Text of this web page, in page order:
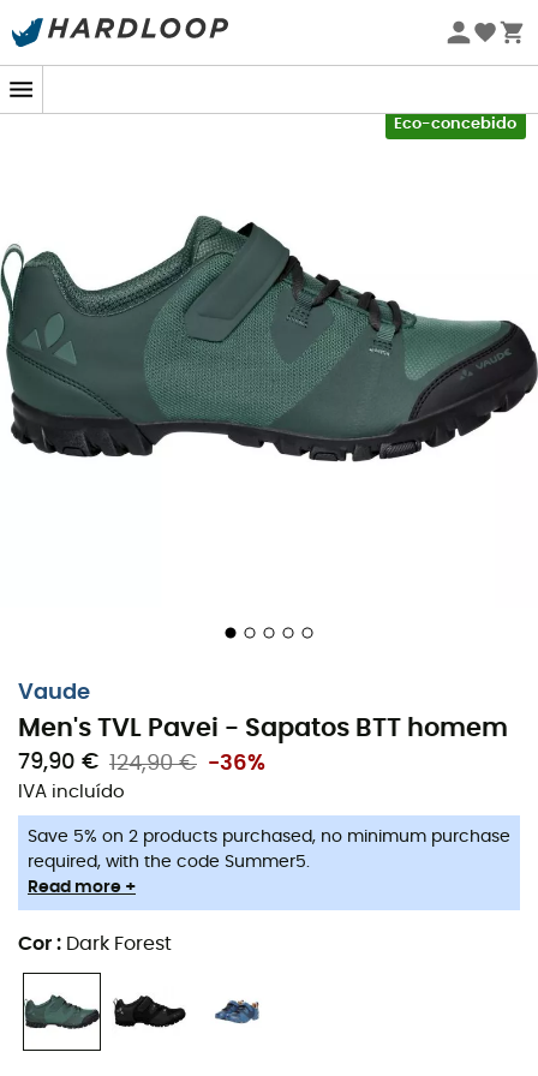
Promoções de verão 🔥 -5% EXTRA a partir de 2 produtos*
Eco-concebido
Vaude
Men's TVL Pavei - Sapatos BTT homem
79,90 € 124,90 € -36%
IVA incluído
Save 5% on 2 products purchased, no minimum purchase
required, with the code Summer5.
Read more +
Cor : Dark Forest